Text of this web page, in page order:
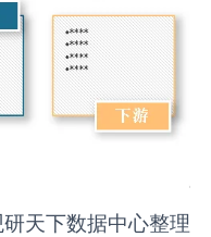
天下数据中心整理